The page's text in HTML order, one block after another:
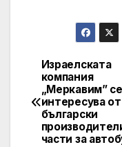
Post
Израелската
компания
„Меркавим” се
интересува от
български
части за